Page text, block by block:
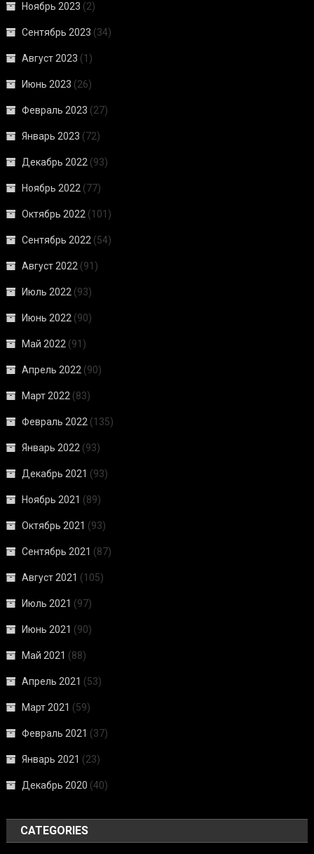
Ноябрь 2023 (2)
Сентябрь 2023 (34)
Август 2023 (1)
Июнь 2023 (26)
Февраль 2023 (27)
Январь 2023 (72)
Декабрь 2022 (93)
Ноябрь 2022 (77)
Октябрь 2022 (101)
Сентябрь 2022 (54)
Август 2022 (91)
Июль 2022 (93)
Июнь 2022 (90)
Май 2022 (91)
Апрель 2022 (90)
Март 2022 (83)
Февраль 2022 (135)
Январь 2022 (93)
Декабрь 2021 (93)
Ноябрь 2021 (89)
Октябрь 2021 (93)
Сентябрь 2021 (87)
Август 2021 (105)
Июль 2021 (97)
Июнь 2021 (90)
Май 2021 (88)
Апрель 2021 (53)
Март 2021 (59)
Февраль 2021 (37)
Январь 2021 (23)
Декабрь 2020 (40)
CATEGORIES